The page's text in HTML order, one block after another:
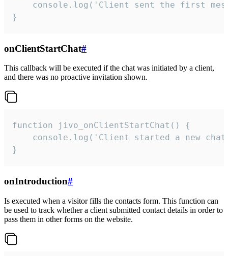
console.log('Client sent the first
}
onClientStartChat#
This callback will be executed if the chat was initiated by a client,
and there was no proactive invitation shown.
function jivo_onClientStartChat() {
console.log('Client started a new
}
onIntroduction#
Is executed when a visitor fills the contacts form. This function can
be used to track whether a client submitted contact details in order to
pass them in other forms on the website.